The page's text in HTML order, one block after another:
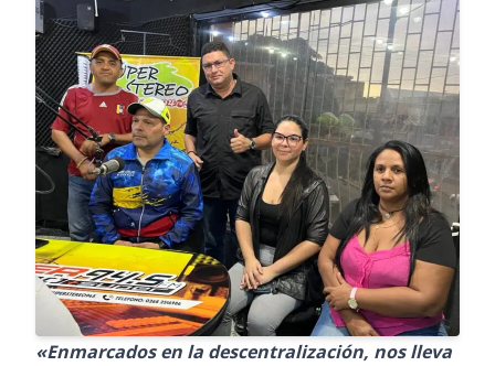
«Enmarcados en la descentralización, nos lleva